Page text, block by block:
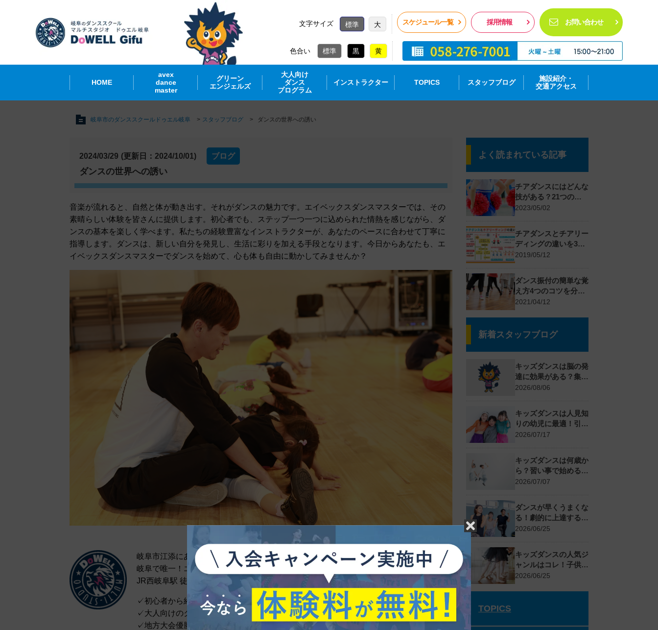
スケジュール一覧 採用情報 お問い合わせ
文字サイズ 標準 大
色合い
HOME
avex
dance
master
グリーン
エンジェルズ
大人向け
ダンス
プログラム
インストラクター TOPICS スタッフブログ
施設紹介・
交通アクセス
岐阜市のダンススクールドゥエル岐阜 スタッフブログ ダンスの世界への誘い
2024/03/29 (更新日：2024/10/01) ブログ
ダンスの世界への誘い
音楽が流れると、自然と体が動き出す。それがダンスの魅力です。エイベックスダンスマスターでは、その
素晴らしい体験を皆さんに提供します。初心者でも、ステップ一つ一つに込められた情熱を感じながら、ダ
ンスの基本を楽しく学べます。私たちの経験豊富なインストラクターが、あなたのペースに合わせて丁寧に
指導します。ダンスは、新しい自分を発見し、生活に彩りを加える手段となります。今日からあなたも、エ
イベックスダンスマスターでダンスを始めて、心も体も自由に動かしてみませんか？
岐阜市江添にあるエイベックス監修のダンススクール
岐阜で唯一！エイベックスから派遣されたプロの講師が親切丁寧にサポートします。
JR西岐阜駅 徒歩15分｜無料駐車場設置（合計１４台）
✓初心者から経験者まで実力に合わせた指導とプログラムを準備
✓大人向けのクラスやチアダンスなど様々なジャンルに対応
✓地方大会優勝や全国レベルの入賞をした生徒も多数在籍
よく読まれている記事
チアダンスにはどんな
技がある？21つのテ
クニックを詳しく紹介
2023/05/02
チアダンスとチアリー
ディングの違いを3つ
のポイントで解説
2019/05/12
ダンス振付の簡単な覚
え方4つのコツを分か
りやすく解説
2021/04/12
新着スタッフブログ
キッズダンスは脳の発
達に効果がある？集中
力・記憶力が育つ理由
2026/08/06
キッズダンスは人見知
りの幼児に最適！引っ
込み思案を克服する対
2026/07/17
キッズダンスは何歳か
ら？習い事で始めるメ
リットとスクールの選
2026/07/07
ダンスが早くうまくな
る！劇的に上達する基
礎練習とコツ
2026/06/25
キッズダンスの人気ジ
ャンルはコレ！子供に
おすすめの種類と選び
2026/06/25
TOPICS